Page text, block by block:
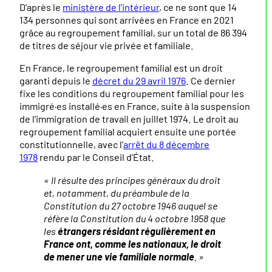
D’après le ministère de l’intérieur, ce ne sont que 14
134 personnes qui sont arrivées en France en 2021
grâce au regroupement familial, sur un total de 86 394
de titres de séjour vie privée et familiale.
En France, le regroupement familial est un droit
garanti depuis le décret du 29 avril 1976 . Ce dernier
fixe les conditions du regroupement familial pour les
immigré·es installé·es en France, suite à la suspension
de l’immigration de travail en juillet 1974. Le droit au
regroupement familial acquiert ensuite une portée
constitutionnelle, avec l’arrêt du 8 décembre
1978 rendu par le Conseil d’État.
« Il résulte des principes généraux du droit
et, notamment, du préambule de la
Constitution du 27 octobre 1946 auquel se
réfère la Constitution du 4 octobre 1958 que
lesétrangers résidant régulièrement en
Franceont, comme les nationaux, le droit
de mener une vie familiale normale . »